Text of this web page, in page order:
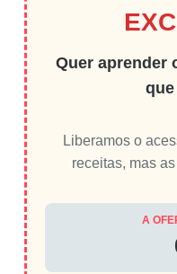
Quer aprender
Liberamos o
receitas, mas
A